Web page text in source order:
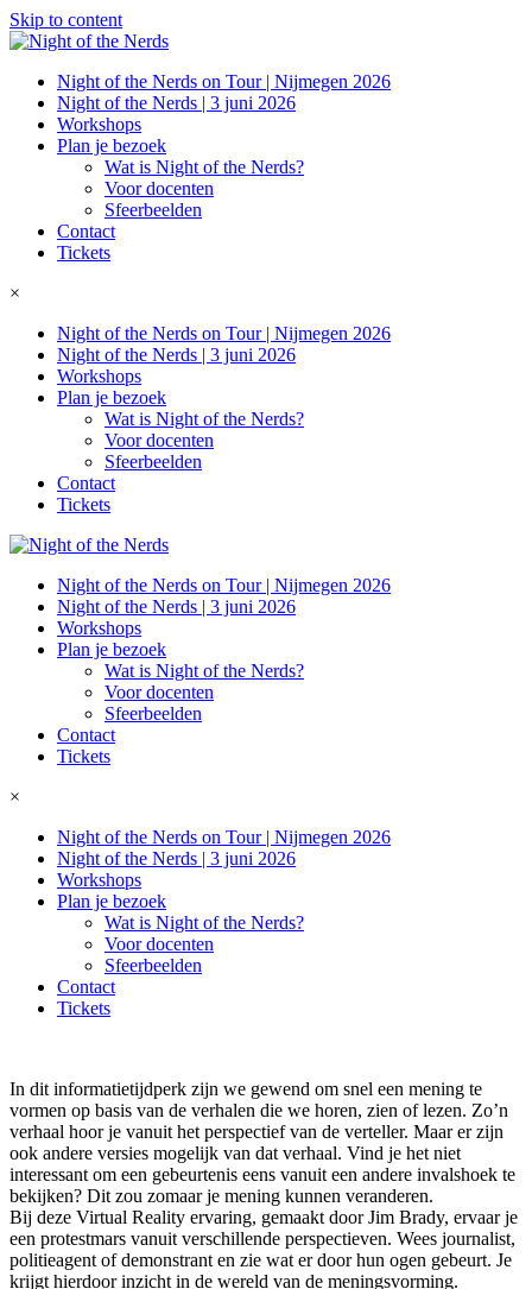
Skip to content
Night of the Nerds on Tour | Nijmegen 2026
Night of the Nerds | 3 juni 2026
Workshops
Plan je bezoek
Wat is Night of the Nerds?
Voor docenten
Sfeerbeelden
Contact
Tickets
×
Night of the Nerds on Tour | Nijmegen 2026
Night of the Nerds | 3 juni 2026
Workshops
Plan je bezoek
Wat is Night of the Nerds?
Voor docenten
Sfeerbeelden
Contact
Tickets
Night of the Nerds on Tour | Nijmegen 2026
Night of the Nerds | 3 juni 2026
Workshops
Plan je bezoek
Wat is Night of the Nerds?
Voor docenten
Sfeerbeelden
Contact
Tickets
×
Night of the Nerds on Tour | Nijmegen 2026
Night of the Nerds | 3 juni 2026
Workshops
Plan je bezoek
Wat is Night of the Nerds?
Voor docenten
Sfeerbeelden
Contact
Tickets
In dit informatietijdperk zijn we gewend om snel een mening te
vormen op basis van de verhalen die we horen, zien of lezen. Zo’n
verhaal hoor je vanuit het perspectief van de verteller. Maar er zijn
ook andere versies mogelijk van dat verhaal. Vind je het niet
interessant om een gebeurtenis eens vanuit een andere invalshoek te
bekijken? Dit zou zomaar je mening kunnen veranderen.
Bij deze Virtual Reality ervaring, gemaakt door Jim Brady, ervaar je
een protestmars vanuit verschillende perspectieven. Wees journalist,
politieagent of demonstrant en zie wat er door hun ogen gebeurt. Je
krijgt hierdoor inzicht in de wereld van de meningsvorming.